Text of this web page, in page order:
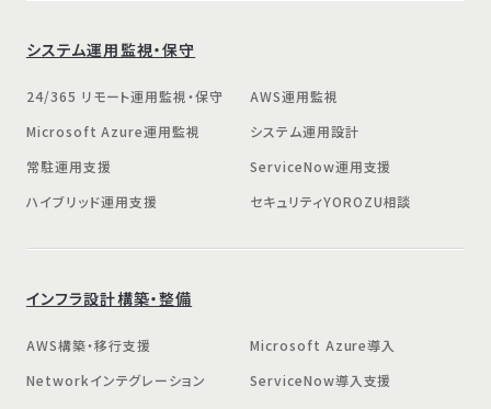
システム運用監視・保守
24/365 リモート運用監視・保守
AWS運用監視
Microsoft Azure運用監視
システム運用設計
常駐運用支援
ServiceNow運用支援
ハイブリッド運用支援
セキュリティYOROZU相談
インフラ設計構築・整備
AWS構築・移行支援
Microsoft Azure導入
Networkインテグレーション
ServiceNow導入支援